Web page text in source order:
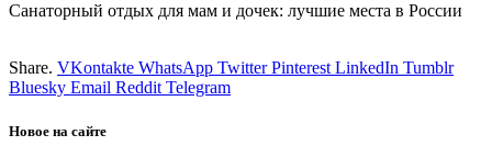
Санаторный отдых для мам и дочек: лучшие места в России
Share. VKontakte WhatsApp Twitter Pinterest LinkedIn Tumblr
Bluesky Email ‏Reddit Telegram
Новое на сайте